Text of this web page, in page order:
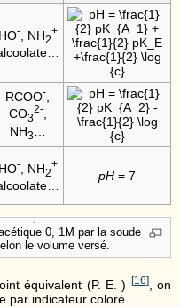
HO-, NH2
+
RCOO-
CO3
2-,
NH3
HO-, NH2
+
pH = 7
0, 1M par la soude
le volume versé.
équivalent (P. E. ) [16], on
par indicateur coloré.